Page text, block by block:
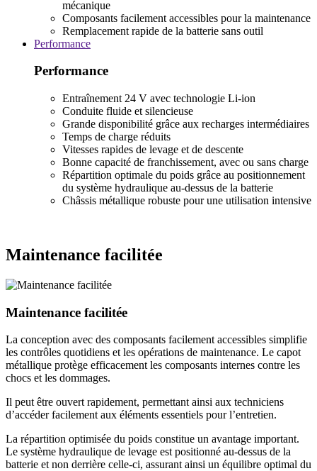
mécanique
Composants facilement accessibles pour la maintenance
Remplacement rapide de la batterie sans outil
Performance
Performance
Entraînement 24 V avec technologie Li-ion
Conduite fluide et silencieuse
Grande disponibilité grâce aux recharges intermédiaires
Temps de charge réduits
Vitesses rapides de levage et de descente
Bonne capacité de franchissement, avec ou sans charge
Répartition optimale du poids grâce au positionnement
du système hydraulique au-dessus de la batterie
Châssis métallique robuste pour une utilisation intensive
Maintenance facilitée
Maintenance facilitée
La conception avec des composants facilement accessibles simplifie
les contrôles quotidiens et les opérations de maintenance. Le capot
métallique protège efficacement les composants internes contre les
chocs et les dommages.
Il peut être ouvert rapidement, permettant ainsi aux techniciens
d’accéder facilement aux éléments essentiels pour l’entretien.
La répartition optimisée du poids constitue un avantage important.
Le système hydraulique de levage est positionné au-dessus de la
batterie et non derrière celle-ci, assurant ainsi un équilibre optimal du